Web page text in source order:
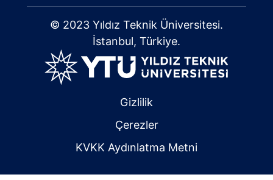
© 2023 Yıldız Teknik Üniversitesi.
İstanbul, Türkiye.
Gizlilik
Çerezler
KVKK Aydınlatma Metni